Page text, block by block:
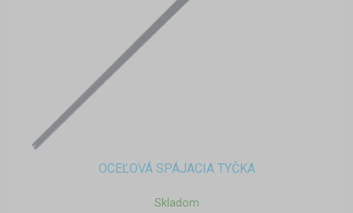
OCEĽOVÁ SPÁJACIA TYČKA
Skladom